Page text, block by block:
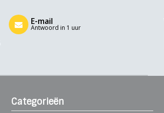
E-mail
Antwoord in 1 uur
Categorieën